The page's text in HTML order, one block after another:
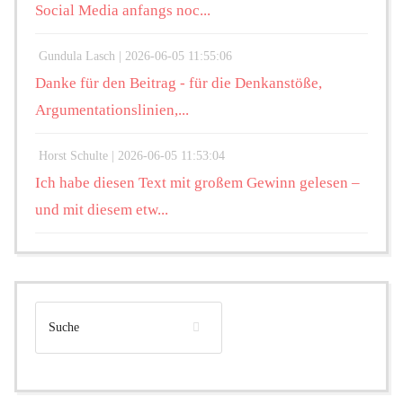
Social Media anfangs noc...
Gundula Lasch | 2026-06-05 11:55:06
Danke für den Beitrag - für die Denkanstöße,
Argumentationslinien,...
Horst Schulte | 2026-06-05 11:53:04
Ich habe diesen Text mit großem Gewinn gelesen –
und mit diesem etw...